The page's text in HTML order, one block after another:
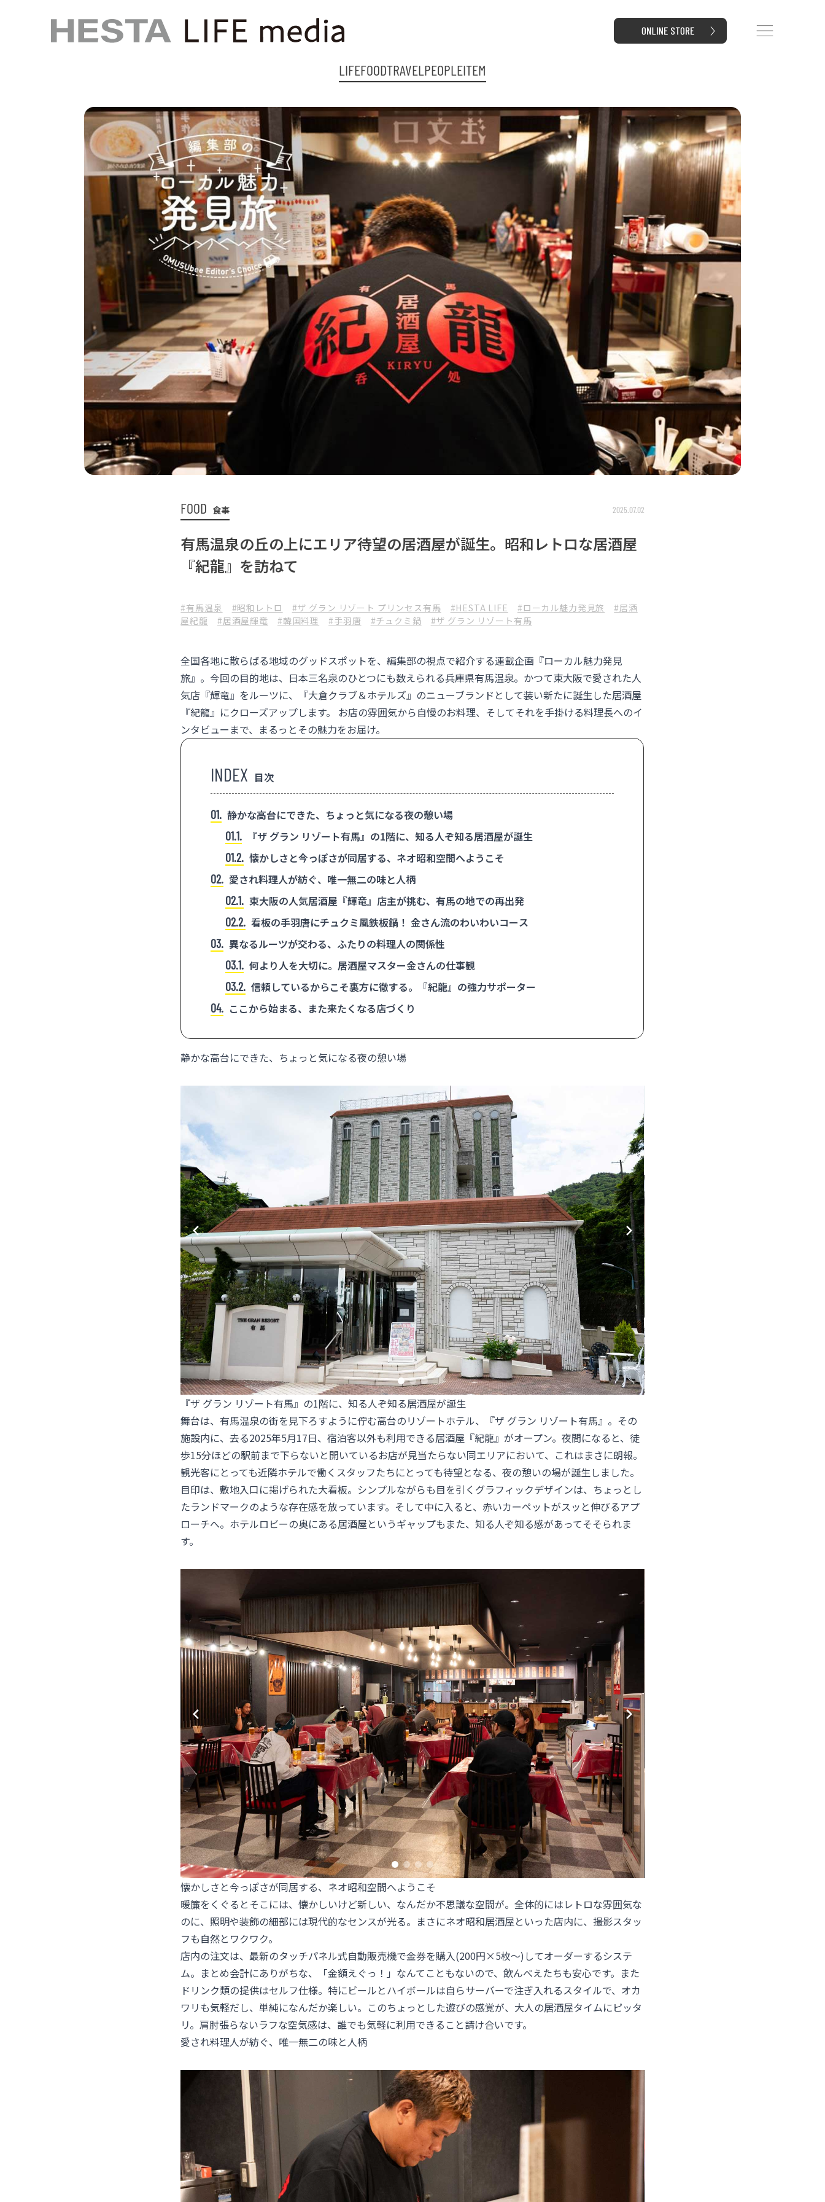
LIFEFOODTRAVELPEOPLEITEM
FOOD 食事 2025.07.02
有馬温泉の丘の上にエリア待望の居酒屋が誕生。昭和レトロな居酒屋
『紀龍』を訪ねて
#有馬温泉 #昭和レトロ #ザ グラン リゾート プリンセス有馬 #HESTA LIFE #ローカル魅力発見旅
#居酒
屋紀龍
#居酒屋輝竜 #韓国料理 #手羽唐 #チュクミ鍋 #ザ グラン リゾート有馬
全国各地に散らばる地域のグッドスポットを、編集部の視点で紹介する連載企画『ローカル魅力発見
旅』。今回の目的地は、日本三名泉のひとつにも数えられる兵庫県有馬温泉。かつて東大阪で愛された人
気店『輝竜』をルーツに、『大倉クラブ＆ホテルズ』のニューブランドとして装い新たに誕生した居酒屋
『紀龍』にクローズアップします。 お店の雰囲気から自慢のお料理、そしてそれを手掛ける料理長へのイ
ンタビューまで、まるっとその魅力をお届け。
目次
1 静かな高台にできた、ちょっと気になる夜の憩い場
1.1
『ザ グラン リゾート有馬』の1階に、知る人ぞ知る居酒屋が誕生
1.2 懐かしさと今っぽさが同居する、ネオ昭和空間へようこそ
2 愛され料理人が紡ぐ、唯一無二の味と人柄
2.1 東大阪の人気居酒屋『輝竜』店主が挑む、有馬の地での再出発
2.2 看板の手羽唐にチュクミ風鉄板鍋！ 金さん流のわいわいコース
3 異なるルーツが交わる、ふたりの料理人の関係性
3.1 何より人を大切に。居酒屋マスター金さんの仕事観
3.2 信頼しているからこそ裏方に徹する。『紀龍』の強力サポーター
4
ここから始まる、また来たくなる店づくり
静かな高台にできた、ちょっと気になる夜の憩い場
『ザ グラン リゾート有馬』の1階に、知る人ぞ知る居酒屋が誕生
舞台は、有馬温泉の街を見下ろすように佇む高台のリゾートホテル、『ザ グラン リゾート有馬』。その
施設内に、去る2025年5月17日、宿泊客以外も利用できる居酒屋『紀龍』がオープン。夜間になると、徒
歩15分ほどの駅前まで下らないと開いているお店が見当たらない同エリアにおいて、これはまさに朗報。
観光客にとっても近隣ホテルで働くスタッフたちにとっても待望となる、夜の憩いの場が誕生しました。
目印は、敷地入口に掲げられた大看板。シンプルながらも目を引くグラフィックデザインは、ちょっとし
たランドマークのような存在感を放っています。そして中に入ると、赤いカーペットがスッと伸びるアプ
ローチへ。ホテルロビーの奥にある居酒屋というギャップもまた、知る人ぞ知る感があってそそられま
す。
懐かしさと今っぽさが同居する、ネオ昭和空間へようこそ
暖簾をくぐるとそこには、懐かしいけど新しい、なんだか不思議な空間が。全体的にはレトロな雰囲気な
のに、照明や装飾の細部には現代的なセンスが光る。まさにネオ昭和居酒屋といった店内に、撮影スタッ
フも自然とワクワク。
店内の注文は、最新のタッチパネル式自動販売機で金券を購入(200円×5枚〜)してオーダーするシステ
ム。まとめ会計にありがちな、「金額えぐっ！」なんてこともないので、飲んべえたちも安心です。また
ドリンク類の提供はセルフ仕様。特にビールとハイボールは自らサーバーで注ぎ入れるスタイルで、オカ
ワリも気軽だし、単純になんだか楽しい。このちょっとした遊びの感覚が、大人の居酒屋タイムにピッタ
リ。肩肘張らないラフな空気感は、誰でも気軽に利用できること請け合いです。
愛され料理人が紡ぐ、唯一無二の味と人柄